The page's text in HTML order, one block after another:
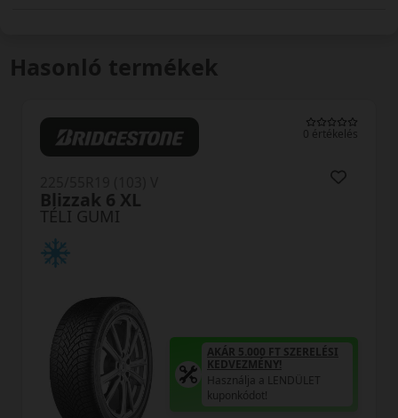
Hasonló termékek
0 értékelés
TÉLI GUMI
Pilot Alpin 5 SUV XL
AKÁR 5.000 FT SZERELÉSI
KEDVEZMÉNY!
Használja a LENDÜLET
kuponkódot!